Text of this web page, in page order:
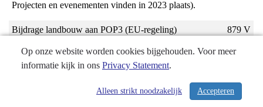
Projecten en evenementen vinden in 2023 plaats).
Bijdrage landbouw aan POP3 (EU-regeling)
879 V
Er zijn minder subsidies vestrekt dan eerder
geprognotiseerd.
Toegerekende organisatiekosten
262 V
/ 340
Op onze website worden cookies bijgehouden. Voor meer
informatie kijk in ons Privacy Statement.
Accepteren
Alleen strikt noodzakelijk